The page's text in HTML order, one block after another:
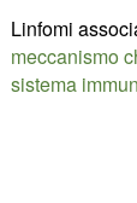
Linfomi
meccanismo
sistema